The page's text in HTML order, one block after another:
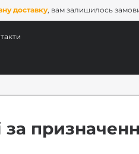
доставку, вам залишилось
за